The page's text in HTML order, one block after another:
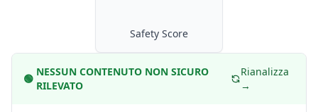
Safety Score
🟢
NESSUN CONTENUTO NON SICURO
RILEVATO
Rianalizza
→